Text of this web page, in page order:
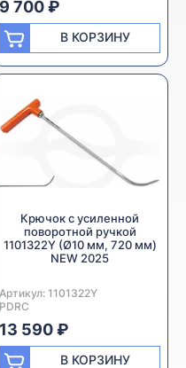
9 700 ₽
В КОРЗИНУ
Крючок с усиленной
поворотной ручкой
1101322Y (Ø10 мм, 720 мм)
NEW 2025
Артикул: 1101322Y
Производитель:
PDRC
13 590 ₽
В КОРЗИНУ